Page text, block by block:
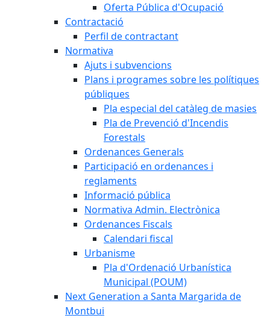
Oferta Pública d'Ocupació
Contractació
Perfil de contractant
Normativa
Ajuts i subvencions
Plans i programes sobre les polítiques
públiques
Pla especial del catàleg de masies
Pla de Prevenció d'Incendis
Forestals
Ordenances Generals
Participació en ordenances i
reglaments
Informació pública
Normativa Admin. Electrònica
Ordenances Fiscals
Calendari fiscal
Urbanisme
Pla d'Ordenació Urbanística
Municipal (POUM)
Next Generation a Santa Margarida de
Montbui